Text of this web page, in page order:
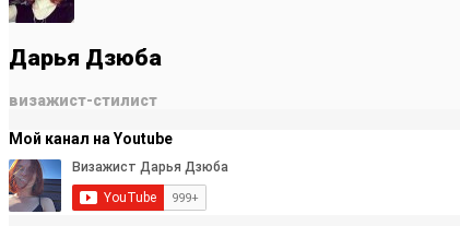
Дарья Дзюба
визажист-стилист
Мой канал на Youtube